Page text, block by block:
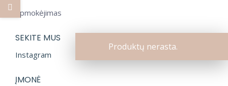
Produktų nerasta.
Apmokėjimas
SEKITE MUS
Instagram
ĮMONĖ